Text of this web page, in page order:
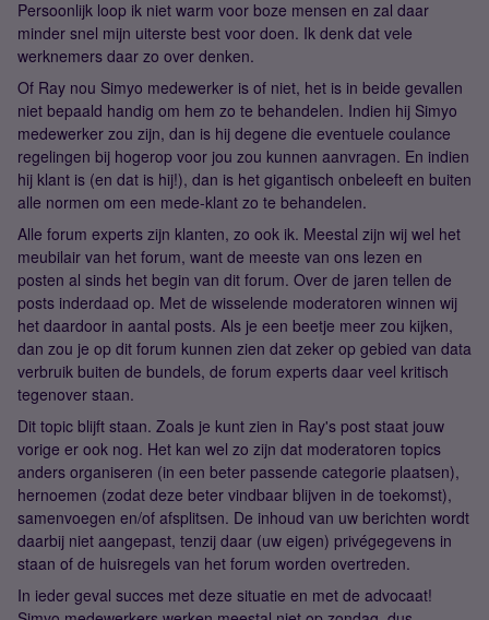
Persoonlijk loop ik niet warm voor boze mensen en zal daar
minder snel mijn uiterste best voor doen. Ik denk dat vele
werknemers daar zo over denken.
Of Ray nou Simyo medewerker is of niet, het is in beide gevallen
niet bepaald handig om hem zo te behandelen. Indien hij Simyo
medewerker zou zijn, dan is hij degene die eventuele coulance
regelingen bij hogerop voor jou zou kunnen aanvragen. En indien
hij klant is (en dat is hij!), dan is het gigantisch onbeleeft en buiten
alle normen om een mede-klant zo te behandelen.
Alle forum experts zijn klanten, zo ook ik. Meestal zijn wij wel het
meubilair van het forum, want de meeste van ons lezen en
posten al sinds het begin van dit forum. Over de jaren tellen de
posts inderdaad op. Met de wisselende moderatoren winnen wij
het daardoor in aantal posts. Als je een beetje meer zou kijken,
dan zou je op dit forum kunnen zien dat zeker op gebied van data
verbruik buiten de bundels, de forum experts daar veel kritisch
tegenover staan.
Dit topic blijft staan. Zoals je kunt zien in Ray's post staat jouw
vorige er ook nog. Het kan wel zo zijn dat moderatoren topics
anders organiseren (in een beter passende categorie plaatsen),
hernoemen (zodat deze beter vindbaar blijven in de toekomst),
samenvoegen en/of afsplitsen. De inhoud van uw berichten wordt
daarbij niet aangepast, tenzij daar (uw eigen) privégegevens in
staan of de huisregels van het forum worden overtreden.
In ieder geval succes met deze situatie en met de advocaat!